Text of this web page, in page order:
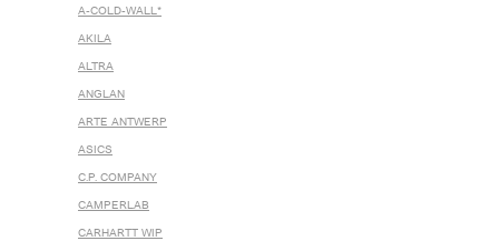
A-COLD-WALL*
AKILA
ALTRA
ANGLAN
ARTE ANTWERP
ASICS
C.P. COMPANY
CAMPERLAB
CARHARTT WIP